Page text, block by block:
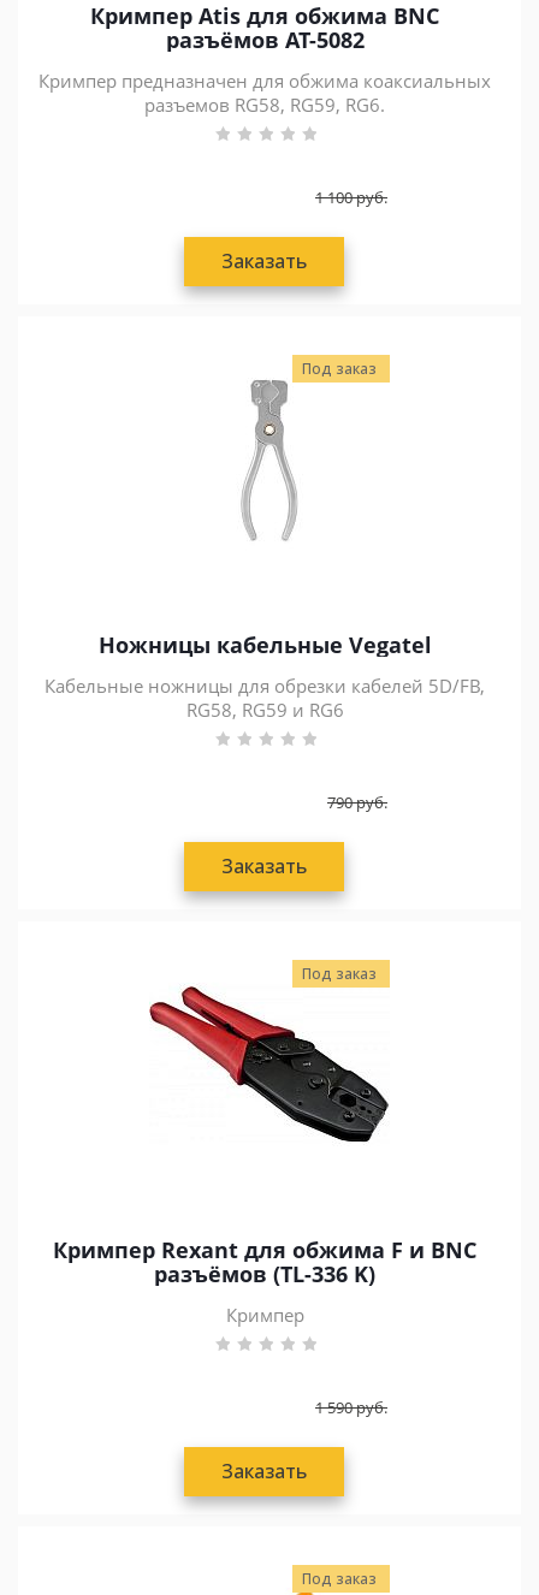
Кримпер Atis для обжима BNC
разъёмов AT-5082
Кримпер предназначен для обжима коаксиальных
разъемов RG58, RG59, RG6.
1 100руб.
Заказать
Под заказ
Ножницы кабельные Vegatel
Кабельные ножницы для обрезки кабелей 5D/FB,
RG58, RG59 и RG6
790руб.
Заказать
Под заказ
Кримпер Rexant для обжима F и BNC
разъёмов (TL-336 K)
Кримпер
1 590руб.
Заказать
Под заказ